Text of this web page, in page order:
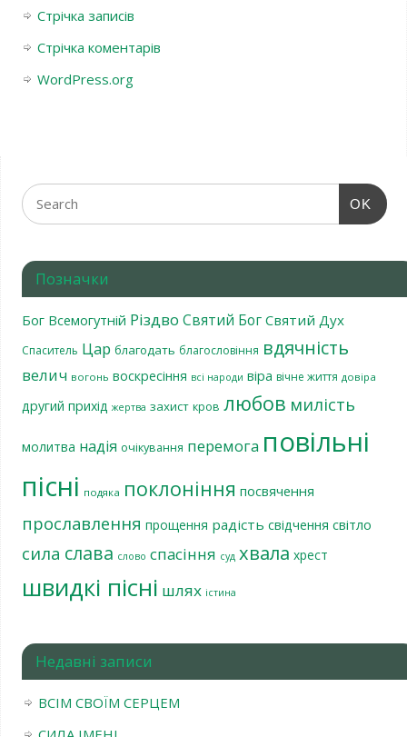
Стрічка записів
Стрічка коментарів
WordPress.org
OK
Позначки
Бог Всемогутній Різдво Святий Бог Святий Дух
Спаситель Цар благодать благословіння вдячність
велич вогонь воскресіння всі народи віра вічне життя довіра
другий прихід жертва захист кров любов милість
молитва надія очікування перемога повільні
пісні подяка поклоніння посвячення
прославлення прощення радість свідчення світло
сила слава слово спасіння суд хвала хрест
швидкі пісні шлях істина
Недавні записи
ВСІМ СВОЇМ СЕРЦЕМ